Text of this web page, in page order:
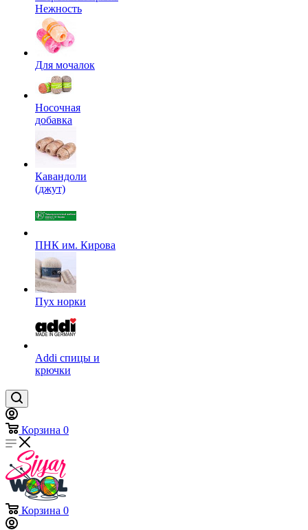
Нежность
Для мочалок
Носочная
добавка
Кавандоли
(джут)
ПНК им. Кирова
Пух норки
Addi спицы и
крючки
Корзина 0
Корзина 0